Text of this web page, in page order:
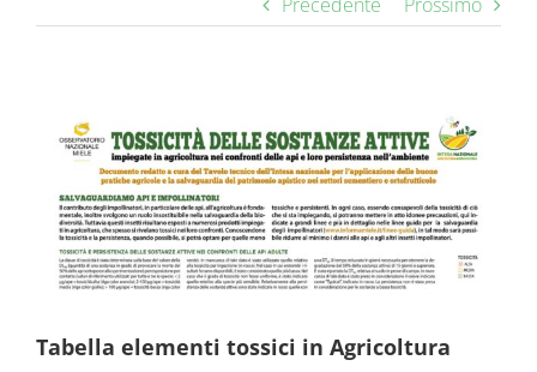
immagine
Tabella elementi tossici in Agricoltura